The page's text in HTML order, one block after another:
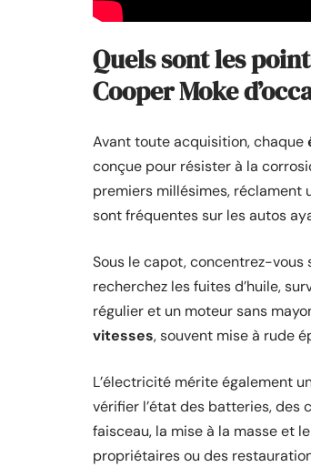
Quels sont les
Cooper Moke
Avant toute acquisition, chaque
conçue pour résister à la
premiers millésimes, réclament
sont fréquentes sur les autos
Sous le capot, concentrez-vous
recherchez les fuites d’huile,
régulier et un moteur sans
vitesses, souvent mise à rude
L’électricité mérite également
vérifier l’état des batteries, des
faisceau, la mise à la masse et
propriétaires ou des